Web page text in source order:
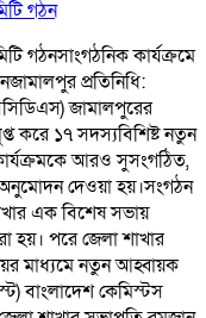
গঠন
গঠনসাংগঠনিক কার্যক্রমে
প্রতিনিধি:
জামালপুরের
করে ১৭ সদস্যবিশিষ্ট নতুন
আরও সুসংগঠিত,
দেওয়া হয়।সংগঠন
এক বিশেষ সভায়
হয়। পরে জেলা শাখার
মাধ্যমে নতুন আহ্বায়ক
বাংলাদেশ কেমিস্টস